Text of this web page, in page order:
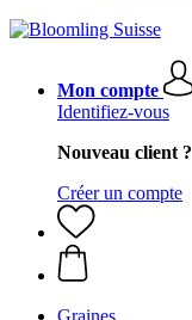
Mon compte
Identifiez-vous
Nouveau client ?
Créer un compte
Graines